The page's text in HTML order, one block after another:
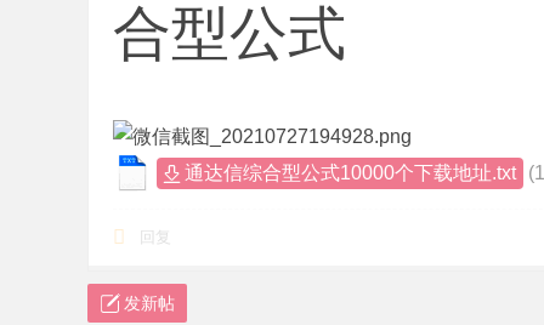
公
式
合型公式
通达信综合型公式10000个下载地址.txt
回复
发新帖